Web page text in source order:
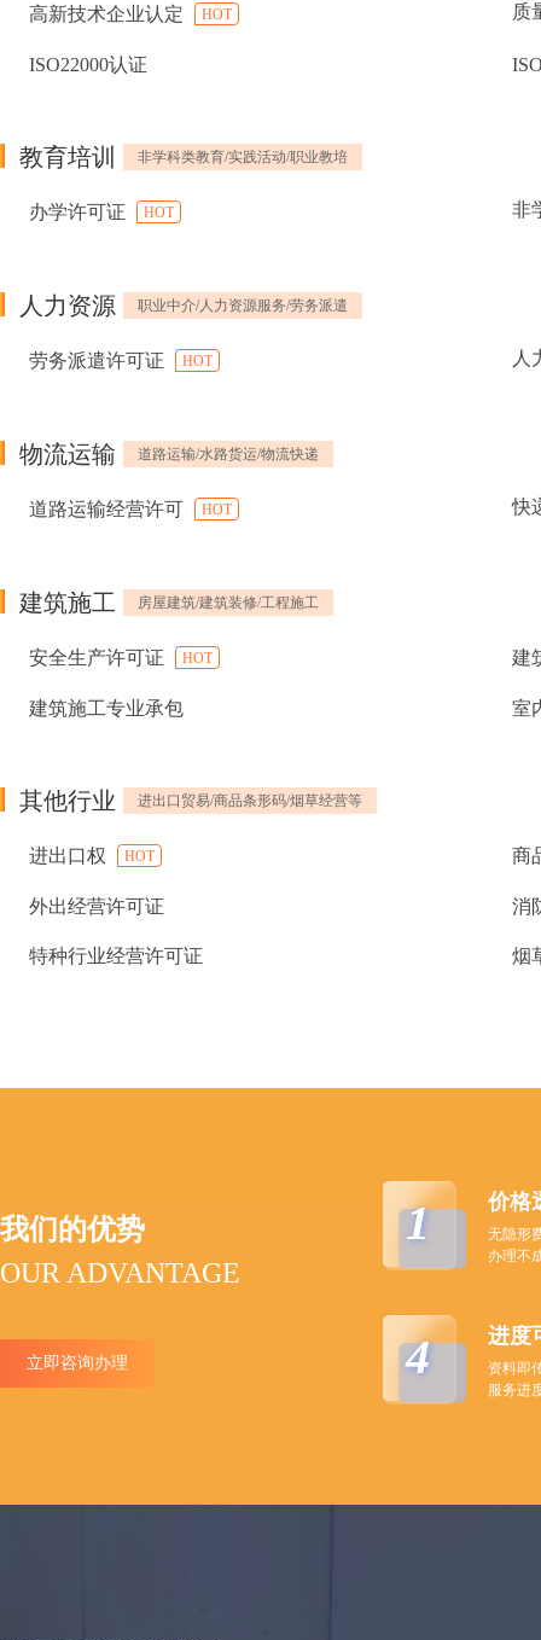
高新技术企业认定 HOT 质
ISO22000认证
教育培训 非学科类教育/实践活动/职业教培
办学许可证 HOT 非
人力资源 职业中介/人力资源服务/劳务派遣
劳务派遣许可证 HOT 人
物流运输 道路运输/水路货运/物流快递
道路运输经营许可 HOT 快
建筑施工 房屋建筑/建筑装修/工程施工
安全生产许可证 HOT 建
建筑施工专业承包 室
其他行业 进出口贸易/商品条形码/烟草经营等
进出口权 HOT 商
外出经营许可证 消
特种行业经营许可证 烟
我们的优势
OUR ADVANTAGE
立即咨询办理
1 价格
无隐形
办理不
4 进度
资料即
服务进